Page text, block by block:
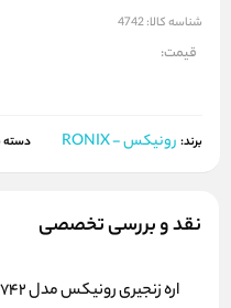
شناسه کالا:4742
قیمت:
برند: رونیکس - RONIX دسته
نقد و بررسی تخصصی